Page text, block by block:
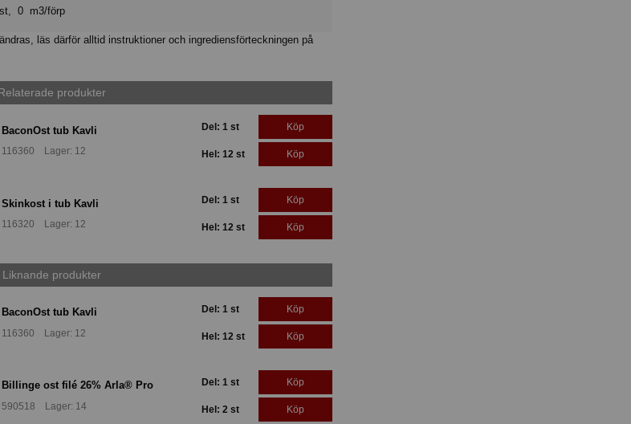
0 m3/förp
läs därför alltid instruktioner och ingrediensförteckningen på
produkter
BaconOst tub Kavli
116360 Lager: 12
Del: 1 st Köp
Hel: 12 st Köp
Skinkost i tub Kavli
116320 Lager: 12
Del: 1 st Köp
Hel: 12 st Köp
Liknande produkter
BaconOst tub Kavli
116360 Lager: 12
Del: 1 st Köp
Hel: 12 st Köp
Billinge ost filé 26% Arla® Pro
590518 Lager: 14
Del: 1 st Köp
Hel: 2 st Köp